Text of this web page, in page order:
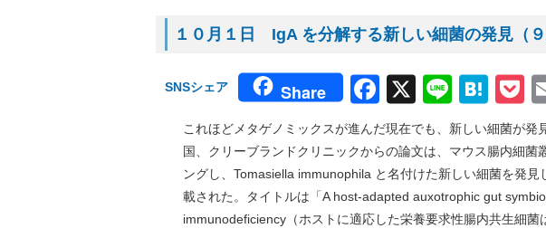
１０月１日 IgA を分解する新しい細菌の発見（
SNSシェア Share Facebook
X Line
これほどメタゲノミックスが進んだ現在でも、新しい細菌が発
国、クリーブランドクリニックからの論文は、マウス腸内細菌
ングし、Tomasiella immunophila と名付けた新しい細菌を発
載された。タイトルは「A host-adapted auxotrophic gut
immunodeficiency（ホストに適応した栄養要求性腸内共生細菌